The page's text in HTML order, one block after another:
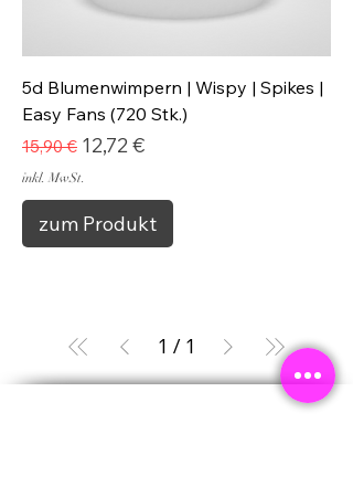
5d Blumenwimpern | Wispy | Spikes |
Easy Fans (720 Stk.)
Standardpreis
15,90 € Sale-Preis
12,72 €
inkl. MwSt.
zum Produkt
1 / 1